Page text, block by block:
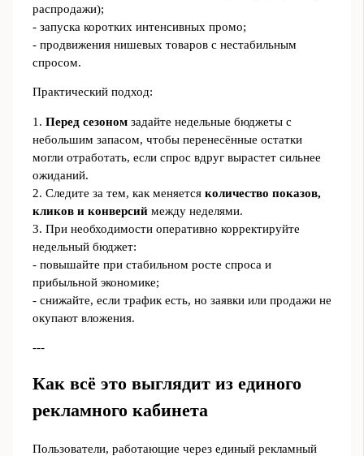
распродажи);
- запуска коротких интенсивных промо;
- продвижения нишевых товаров с нестабильным
спросом.
Практический подход:
1. Перед сезономзадайте недельные бюджеты с
небольшим запасом, чтобы перенесённые остатки
могли отработать, если спрос вдруг вырастет сильнее
ожиданий.
2. Следите за тем, как меняется количество показов,
кликов и конверсиймежду неделями.
3. При необходимости оперативно корректируйте
недельный бюджет:
- повышайте при стабильном росте спроса и
прибыльной экономике;
- снижайте, если трафик есть, но заявки или продажи не
окупают вложения.
---
Как всё это выглядит из единого
рекламного кабинета
Пользователи, работающие через единый рекламный